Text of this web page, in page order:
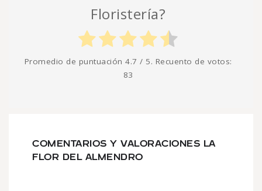
Floristería?
Promedio de puntuación 4.7 / 5. Recuento de votos:
83
COMENTARIOS Y VALORACIONES LA
FLOR DEL ALMENDRO